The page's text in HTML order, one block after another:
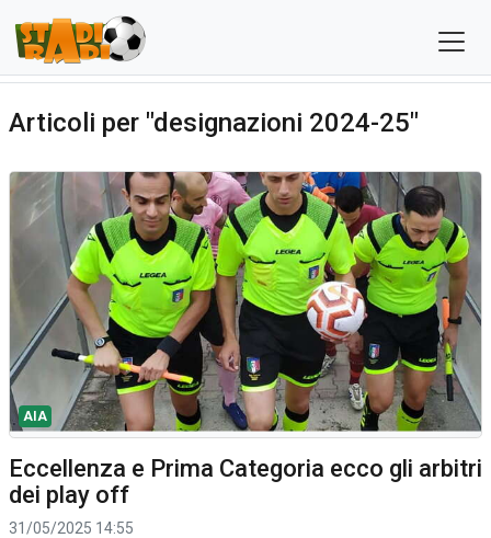
Articoli per "designazioni 2024-25"
AIA
Eccellenza e Prima Categoria ecco gli arbitri
dei play off
31/05/2025 14:55